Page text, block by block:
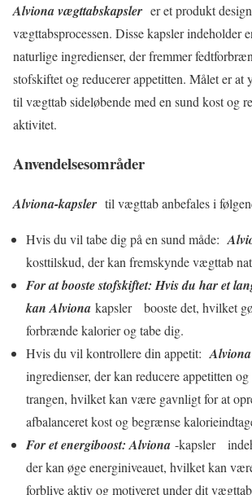
Alviona vægttabskapsler er et produkt
vægttabsprocessen. Disse kapsler indeholder
naturlige ingredienser, der fremmer
stofskiftet og reducerer appetitten. Målet er at
til vægttab sideløbende med en sund kost og
aktivitet.
Anvendelsesområder
Alviona-kapsler til vægttab anbefales i
Hvis du vil tabe dig på en sund måde:
kosttilskud, der kan fremskynde vægttab
For at booste stofskiftet: Hvis du har et
kan Alviona kapsler booste det, hvilket
forbrænde kalorier og tabe dig.
Hvis du vil kontrollere din appetit: Alviona
ingredienser, der kan reducere appetitten
trangen, hvilket kan være gavnligt for at
afbalanceret kost og begrænse
For et energiboost: Alviona -kapsler
der kan øge energiniveauet, hvilket kan
forblive aktiv og motiveret under dit